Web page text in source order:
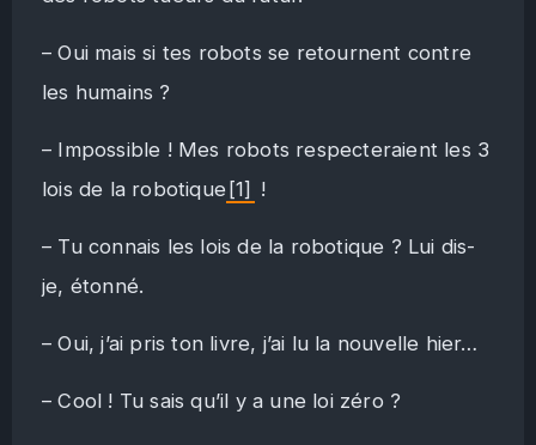
– Oui mais si tes robots se retournent contre
les humains ?
– Impossible ! Mes robots respecteraient les 3
lois de la robotique [1] !
– Tu connais les lois de la robotique ? Lui dis-
je, étonné.
– Oui, j’ai pris ton livre, j’ai lu la nouvelle hier…
– Cool ! Tu sais qu’il y a une loi zéro ?